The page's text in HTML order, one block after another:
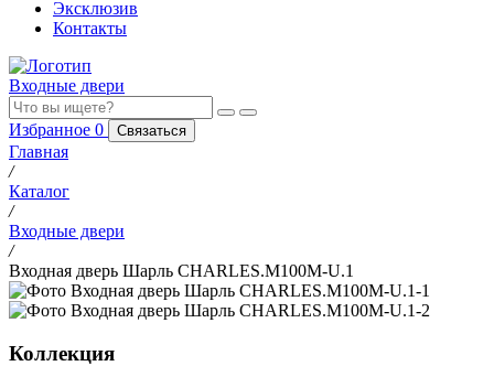
Эксклюзив
Контакты
Входные двери
Избранное 0 Связаться
Главная
/
Каталог
/
Входные двери
/
Входная дверь Шарль CHARLES.M100M-U.1
Коллекция